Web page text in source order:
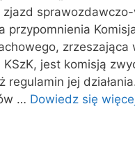
przypomnienia
jest komisją
jej
… Dowiedz się